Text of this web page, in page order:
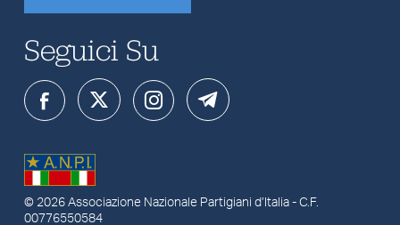
Seguici Su
© 2026 Associazione Nazionale Partigiani d’Italia- C.F.
00776550584